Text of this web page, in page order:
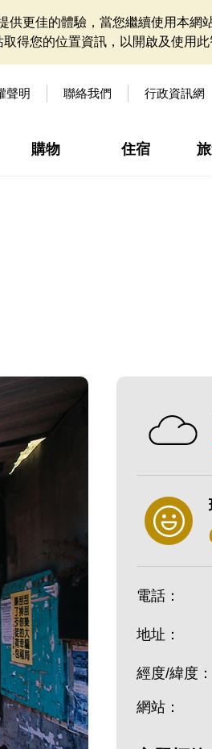
更佳的體驗，當您繼續使用本網
得您的位置資訊，以開啟及使用此
聲明 聯絡我們 行政資訊網
購物 住宿
電話：
地址：
經度/緯度：
網站：